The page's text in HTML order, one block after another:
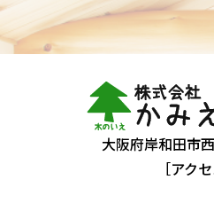
大阪府岸和田市
［アクセ